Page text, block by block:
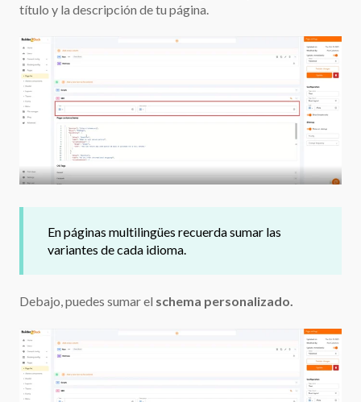
título y la descripción de tu página.
En páginas multilingües recuerda sumar las
variantes de cada idioma.
Debajo, puedes sumar el schema personalizado.